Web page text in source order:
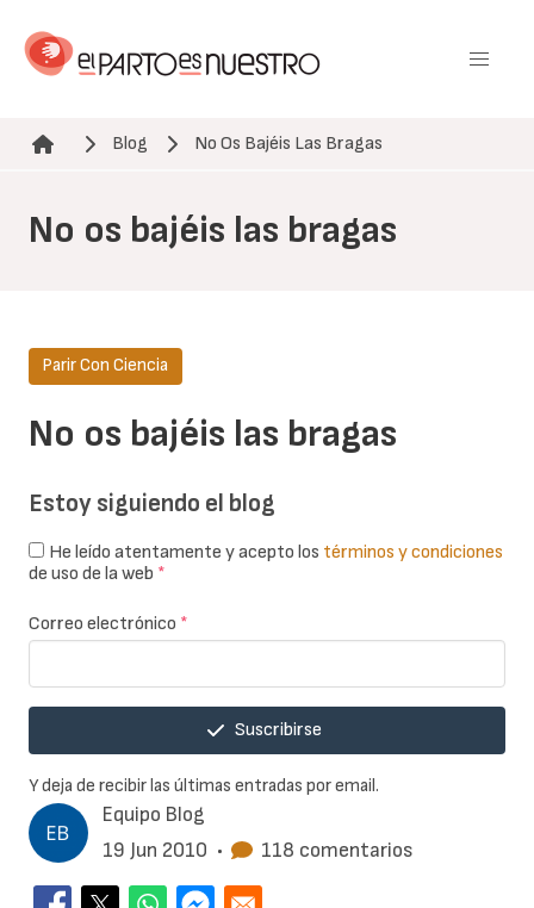
contenido
Ruta de navegación
Blog No Os Bajéis Las Bragas
No os bajéis las bragas
Equipo Blog
19 Jun 2010 • 118 comentarios
No os bajéis las bragas
Parir Con Ciencia
Estoy siguiendo el blog
He leído atentamente y acepto los términos y condiciones
de uso de la web *
Correo electrónico *
Suscribirse
Y deja de recibir las últimas entradas por email.